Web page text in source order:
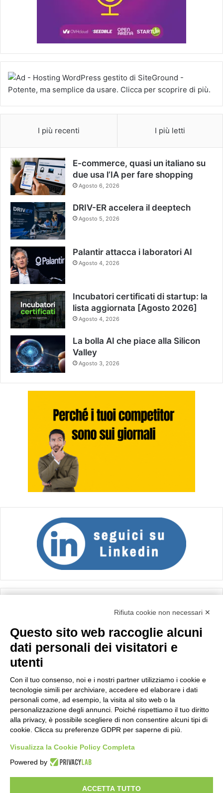
I più recenti I più letti
E-commerce, quasi un italiano su
due usa l’IA per fare shopping
Agosto 6, 2026
DRIV-ER accelera il deeptech
Agosto 5, 2026
Palantir attacca i laboratori AI
Agosto 4, 2026
Incubatori certificati di startup: la
lista aggiornata [Agosto 2026]
Agosto 4, 2026
La bolla AI che piace alla Silicon
Valley
Agosto 3, 2026
Importo netto (€):
Calcola
Scorporo IVA
Importo lordo (€):
Rifiuta cookie non necessari ✕
Questo sito web raccoglie alcuni
dati personali dei visitatori e
utenti
Con il tuo consenso, noi e i nostri partner utilizziamo i cookie e
tecnologie simili per archiviare, accedere ed elaborare i dati
personali come, ad esempio, la visita al sito web o la
personalizzazione degli annunci. Poiché rispettiamo il tuo diritto
alla privacy, è possibile scegliere di non consentire alcuni tipi di
cookie. Clicca su preferenze GDPR per saperne di più.
Visualizza la Cookie Policy Completa
Powered by
ACCETTA TUTTO